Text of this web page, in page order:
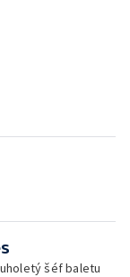
šéf baletu